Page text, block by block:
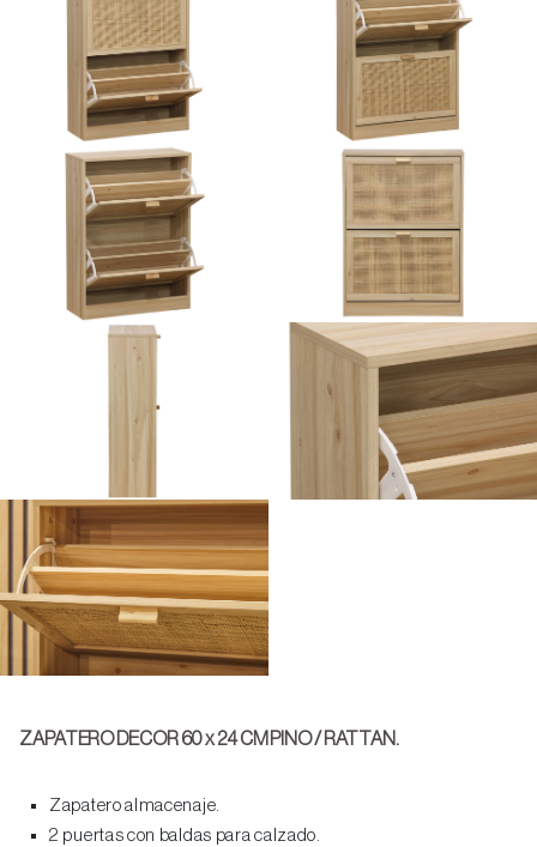
ZAPATERO DECOR 60 x 24 CM PINO / RATTAN.
Zapatero almacenaje.
2 puertas con baldas para calzado.